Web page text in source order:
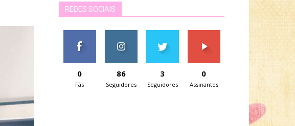
REDES SOCIAIS
0
Fãs
86
Seguidores
3
Seguidores
0
Assinantes